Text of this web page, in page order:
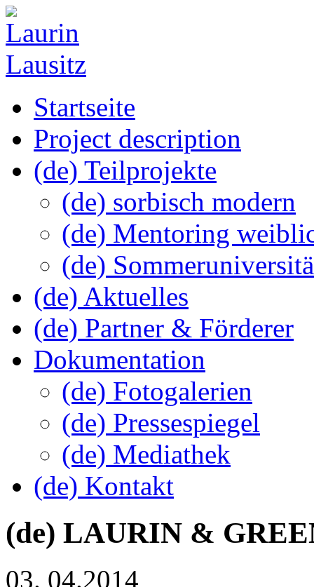
Startseite
Project description
(de) Teilprojekte
(de) sorbisch modern
(de) Mentoring
(de)
(de) Aktuelles
(de) Partner & Förderer
Dokumentation
(de) Fotogalerien
(de) Pressespiegel
(de) Mediathek
(de) Kontakt
(de) LAURIN &
03. 04.2014